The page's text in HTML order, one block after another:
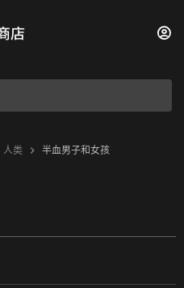
人类 半血男子和女孩